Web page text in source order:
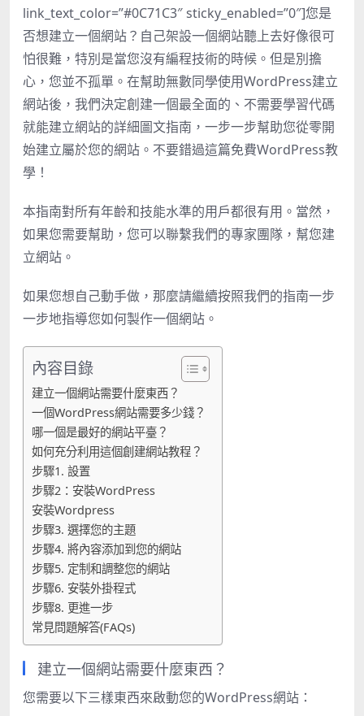
link_text_color=”#0C71C3″ sticky_enabled=”0″]您是
否想建立一個網站？自己架設一個網站聽上去好像很可
怕很難，特別是當您沒有編程技術的時候。但是別擔
心，您並不孤單。在幫助無數同學使用WordPress建立
網站後，我們決定創建一個最全面的、不需要學習代碼
就能建立網站的詳細圖文指南，一步一步幫助您從零開
始建立屬於您的網站。不要錯過這篇免費WordPress教
學！
本指南對所有年齡和技能水準的用戶都很有用。當然，
如果您需要幫助，您可以聯繫我們的專家團隊，幫您建
立網站。
如果您想自己動手做，那麼請繼續按照我們的指南一步
一步地指導您如何製作一個網站。
內容目錄
建立一個網站需要什麼東西？
一個WordPress網站需要多少錢？
哪一個是最好的網站平臺？
如何充分利用這個創建網站教程？
步驟1. 設置
步驟2：安裝WordPress
安裝Wordpress
步驟3. 選擇您的主題
步驟4. 將內容添加到您的網站
步驟5. 定制和調整您的網站
步驟6. 安裝外掛程式
步驟8. 更進一步
常見問題解答(FAQs)
建立一個網站需要什麼東西？
您需要以下三樣東西來啟動您的WordPress網站：